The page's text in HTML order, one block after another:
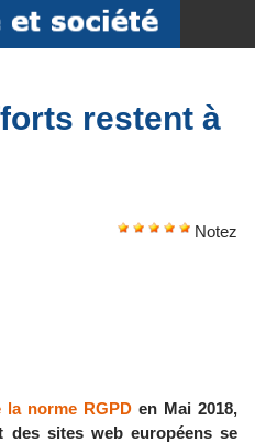
restent à
Notez
la norme RGPD en Mai 2018,
des sites web européens se